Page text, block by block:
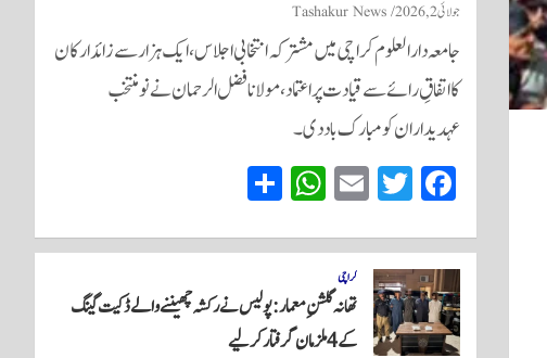
جولائی 2, 2026 Tashakur News
جامعہ دارالعلوم کراچی میں مشترکہ انتخابی اجلاس، ایک ہزار سے زائد ارکان
کا اتفاقِ رائے سے قیادت پر اعتماد، مولانا فضل الرحمان نے نومنتخب
عہدیداران کو مبارک باد دی۔
Fa
ce
bo
ok
T
wi
tte
r
E
m
ail
W
ha
ts
A
pp
re
کراچی
تھانہ گلشنِ معمار: پولیس نے رکشہ چھیننے والے ڈکیت گینگ
کے 4 ملزمان گرفتار کر لیے